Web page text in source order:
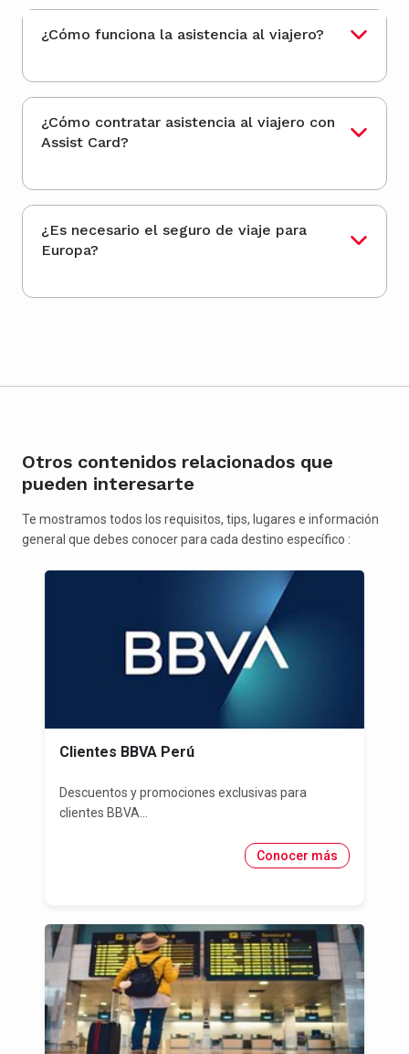
¿Cómo funciona la asistencia al viajero?
¿Cómo contratar asistencia al viajero con
Assist Card?
¿Es necesario el seguro de viaje para
Europa?
Otros contenidos relacionados que
pueden interesarte
Te mostramos todos los requisitos, tips, lugares e información
general que debes conocer para cada destino específico :
Clientes BBVA Perú
Descuentos y promociones exclusivas para
clientes BBVA...
Conocer más